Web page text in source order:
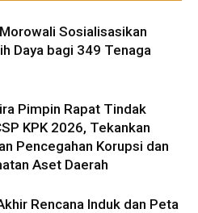
Sosialisasikan
Daya bagi 349 Tenaga
Pimpin Rapat Tindak
KPK 2026, Tekankan
Pencegahan Korupsi dan
Aset Daerah
Rencana Induk dan Peta